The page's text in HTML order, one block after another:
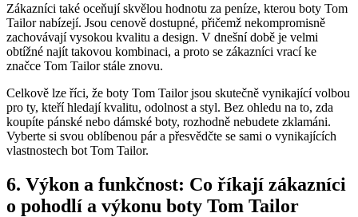
Zákazníci ​také oceňují skvělou hodnotu za peníze, kterou boty ⁢Tom
Tailor nabízejí. Jsou cenově‍ dostupné, přičemž nekompromisně
zachovávají vysokou kvalitu a design. ⁢V⁢ dnešní ‌době je ​velmi
obtížné najít takovou kombinaci, a proto se⁢ zákazníci vrací ke
značce Tom Tailor stále⁢ znovu.
Celkově⁤ lze říci, že boty Tom⁢ Tailor⁣ jsou ⁣skutečně vynikající‍ volbou
pro ty, kteří hledají kvalitu, odolnost a styl. Bez ohledu na to, zda
koupíte pánské nebo dámské boty, rozhodně⁤ nebudete zklamáni.
Vyberte si svou oblíbenou pár‍ a přesvědčte⁢ se ⁤sami⁤ o vynikajících
‍vlastnostech ⁣bot Tom Tailor.
6. Výkon a funkčnost:⁣ Co říkají zákazníci
o pohodlí ‍a ⁣výkonu boty Tom Tailor